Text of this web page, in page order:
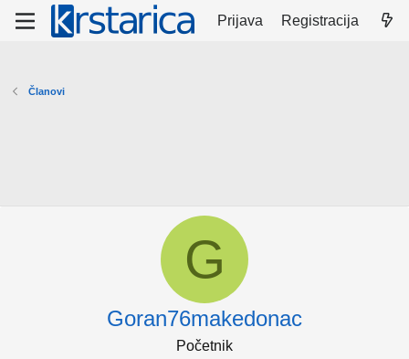
Prijava Registracija
Članovi
G
Goran76makedonac
Početnik